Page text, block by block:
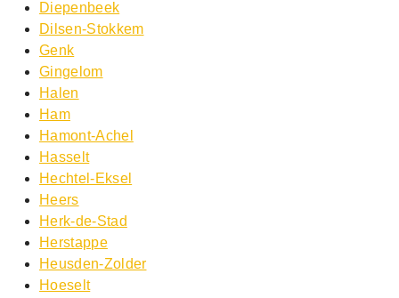
Diepenbeek
Dilsen-Stokkem
Genk
Gingelom
Halen
Ham
Hamont-Achel
Hasselt
Hechtel-Eksel
Heers
Herk-de-Stad
Herstappe
Heusden-Zolder
Hoeselt